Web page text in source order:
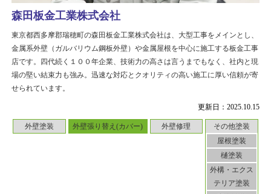
更新日：2025.10.15
外壁塗装 外壁張り替え(カバー) 外壁修理
その他塗装
屋根塗装
樋塗装
外構・エクス
テリア塗装
森田板金工業株式会社
東京都西多摩郡瑞穂町の森田板金工業株式会社は、大型工事をメインとし、
金属系外壁（ガルバリウム鋼板外壁）や金属屋根を中心に施工する板金工事
店です。四代続く１００年企業、技術力の高さは言うまでもなく、社内と現
場の堅い結束力も強み。迅速な対応とクオリティの高い施工に厚い信頼が寄
せられています。